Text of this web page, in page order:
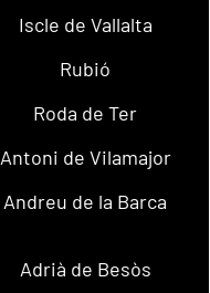
Iscle de Vallalta
Rubió
Roda de Ter
Antoni de Vilamajor
Andreu de la Barca
Adrià de Besòs